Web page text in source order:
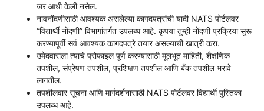
जर आधी केली नसेल.
नावनोंदणीसाठी आवश्यक असलेल्या कागदपत्रांची यादी NATS पोर्टलवर
“विद्यार्थी नोंदणी” विभागांतर्गत उपलब्ध आहे. कृपया तुम्ही नोंदणी प्रक्रिया सुरू
करण्यापूर्वी सर्व आवश्यक कागदपत्रे तयार असल्याची खात्री करा.
उमेदवाराला त्याचे प्रोफाइल पूर्ण करण्यासाठी मूलभूत माहिती, शैक्षणिक
तपशील, संप्रेषण तपशील, प्रशिक्षण तपशील आणि बँक तपशील भरावे
लागतील.
तपशीलवार सूचना आणि मार्गदर्शनासाठी NATS पोर्टलवर विद्यार्थी पुस्तिका
उपलब्ध आहे.